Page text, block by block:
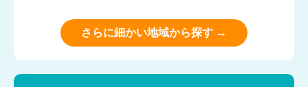
さらに細かい地域から探す →